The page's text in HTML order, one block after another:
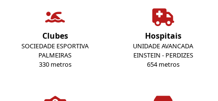
Clubes
SOCIEDADE ESPORTIVA
PALMEIRAS
330 metros
Hospitais
UNIDADE AVANCADA
EINSTEIN - PERDIZES
654 metros